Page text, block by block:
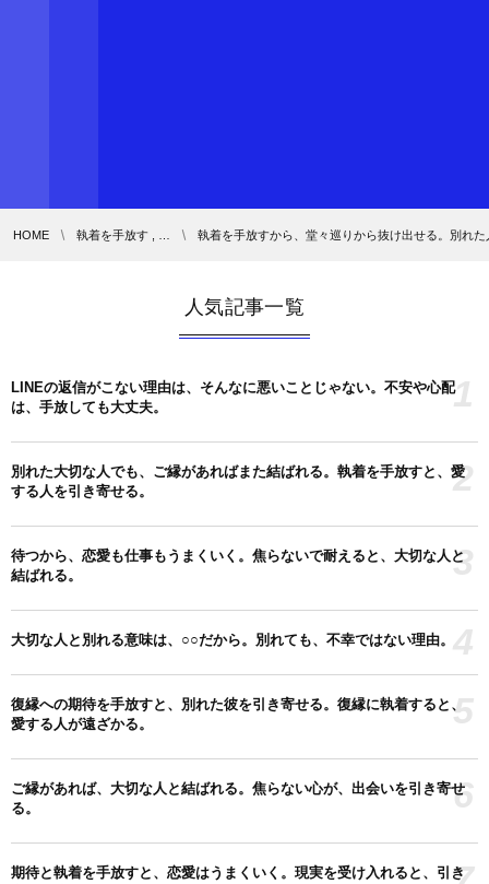
HOME 執着を手放す , … 執着を手放すから、堂々巡りから抜け出せる。別れ
人気記事一覧
LINEの返信がこない理由は、そんなに悪いことじゃない。不安や心配
は、手放しても大丈夫。
1
別れた大切な人でも、ご縁があればまた結ばれる。執着を手放すと、愛
する人を引き寄せる。
2
待つから、恋愛も仕事もうまくいく。焦らないで耐えると、大切な人と
結ばれる。
3
大切な人と別れる意味は、○○だから。別れても、不幸ではない理由。 4
復縁への期待を手放すと、別れた彼を引き寄せる。復縁に執着すると、
愛する人が遠ざかる。
5
ご縁があれば、大切な人と結ばれる。焦らない心が、出会いを引き寄せ
る。
6
期待と執着を手放すと、恋愛はうまくいく。現実を受け入れると、引き